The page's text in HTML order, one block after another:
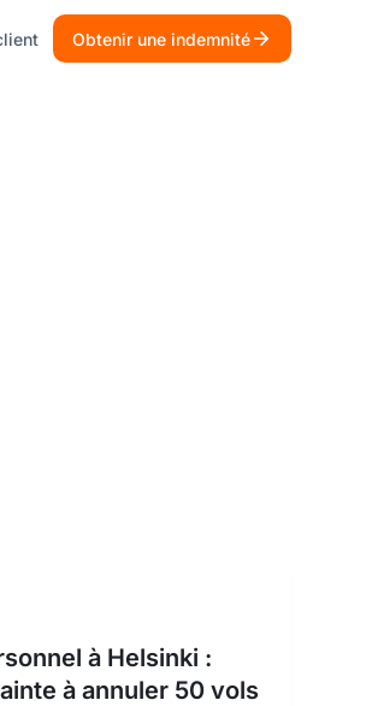
Obtenir une indemnité
à Helsinki :
à annuler 50 vols